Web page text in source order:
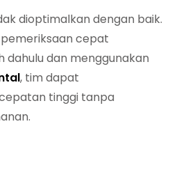
dioptimalkan dengan baik.
cepat
dahulu dan menggunakan
, tim dapat
tinggi tanpa